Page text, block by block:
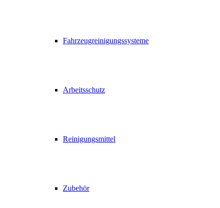
Fahrzeugreinigungssysteme
Arbeitsschutz
Reinigungsmittel
Zubehör